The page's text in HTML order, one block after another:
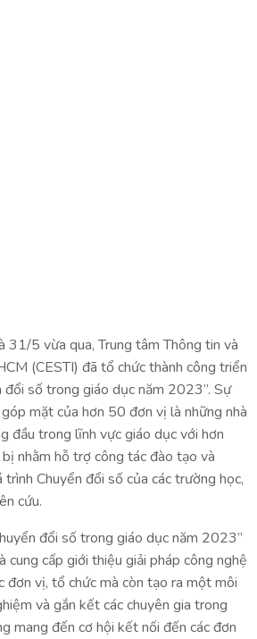
31/5 vừa qua, Trung tâm Thông tin và
(CESTI) đã tổ chức thành công triển
đổi số trong giáo dục năm 2023”. Sự
mặt của hơn 50 đơn vị là những nhà
đầu trong lĩnh vực giáo dục với hơn
nhằm hỗ trợ công tác đào tạo và
trình Chuyển đổi số của các trường học,
cứu.
đổi số trong giáo dục năm 2023”
cung cấp giới thiệu giải pháp công nghệ
đơn vị, tổ chức mà còn tạo ra một môi
và gắn kết các chuyên gia trong
mang đến cơ hội kết nối đến các đơn